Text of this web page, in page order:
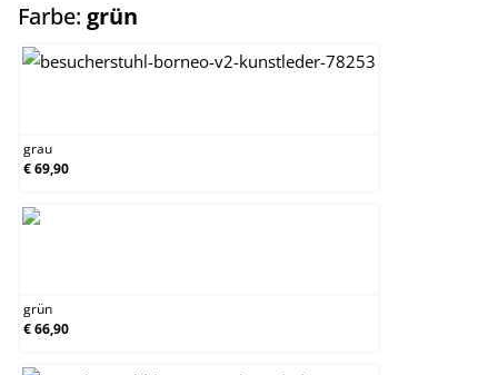
Farbe: grün
grau
€ 69,90
grün
€ 66,90